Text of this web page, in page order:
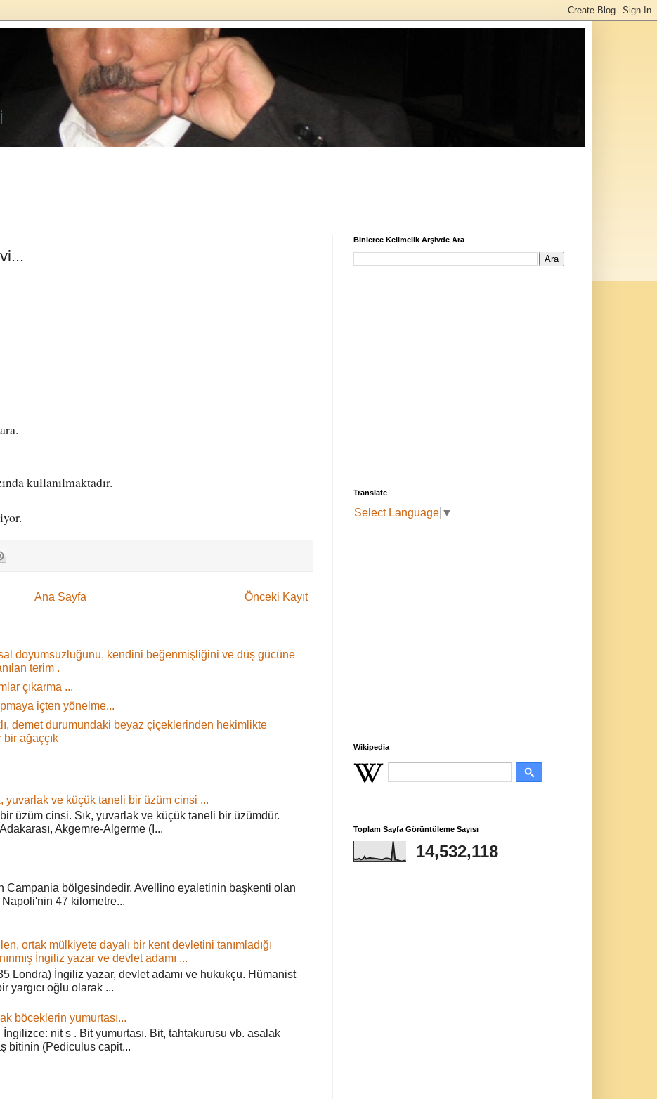
kullanılmaktadır.
Önceki Kayıt
Ana Sayfa
doyumsuzluğunu, kendini beğenmişliğini ve düş gücüne
terim .
çıkarma ...
içten yönelme...
demet durumundaki beyaz çiçeklerinden hekimlikte
ağaççık
yuvarlak ve küçük taneli bir üzüm cinsi ...
üzüm cinsi. Sık, yuvarlak ve küçük taneli bir üzümdür.
Akgemre-Algerme (I...
Campania bölgesindedir. Avellino eyaletinin başkenti olan
47 kilometre...
ortak mülkiyete dayalı bir kent devletini tanımladığı
İngiliz yazar ve devlet adamı ...
Londra) İngiliz yazar, devlet adamı ve hukukçu. Hümanist
yargıcı oğlu olarak ...
böceklerin yumurtası...
nit s . Bit yumurtası. Bit, tahtakurusu vb. asalak
bitinin (Pediculus capit...
Binlerce Kelimelik Arşivde Ara
Translate
Select Language ▼
Wikipedia
Toplam Sayfa Görüntüleme Sayısı
14,532,118